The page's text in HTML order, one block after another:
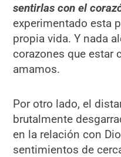
sentirlas con el
experimentado esta
propia vida. Y nada
corazones que estar
amamos.
Por otro lado, el
brutalmente
en la relación con
sentimientos de